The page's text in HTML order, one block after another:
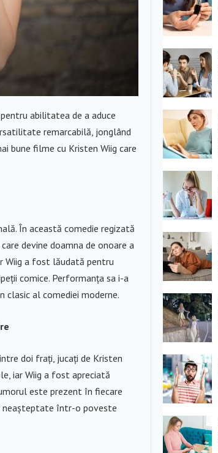
abilitatea de a aduce
remarcabilă, jonglând
bune filme cu Kristen Wiig care
În această comedie regizată
devine doamna de onoare a
Wiig a fost lăudată pentru
comice. Performanța sa i-a
clasic al comediei moderne.
doi frați, jucați de Kristen
iar Wiig a fost apreciată
este prezent în fiecare
neașteptate într-o poveste